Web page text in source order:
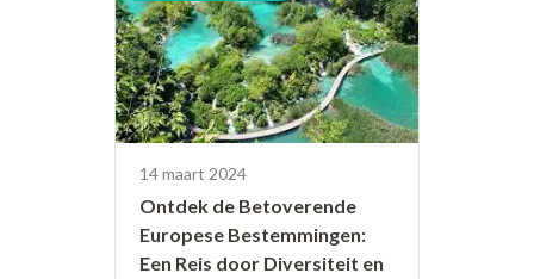
14 maart 2024
Ontdek de Betoverende
Europese Bestemmingen:
Een Reis door Diversiteit en